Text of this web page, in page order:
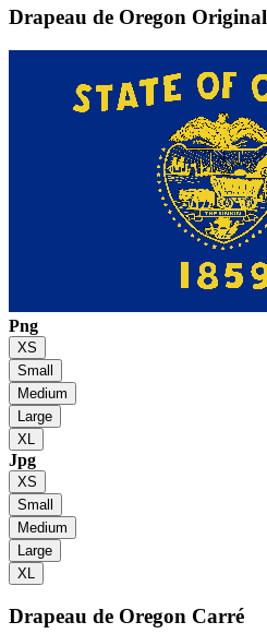
Drapeau de Oregon Original
Png
XS
Small
Medium
Large
XL
Jpg
XS
Small
Medium
Large
XL
Drapeau de Oregon Carré